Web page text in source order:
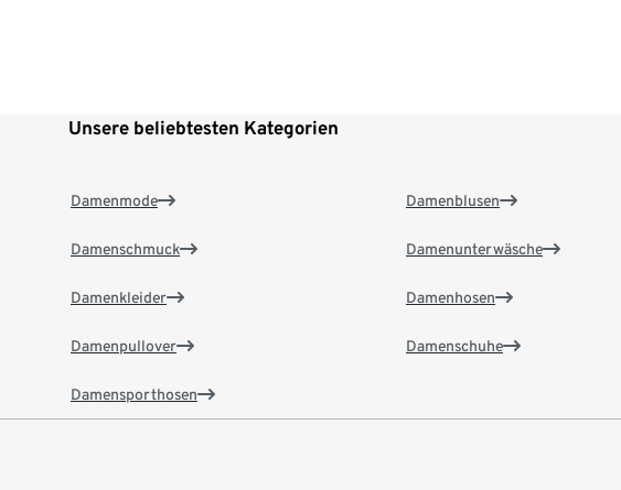
Unsere beliebtesten Kategorien
Damenmode
Damenschmuck
Damenkleider
Damenpullover
Damensporthosen
Damenblusen
Damenunterwäsche
Damenhosen
Damenschuhe